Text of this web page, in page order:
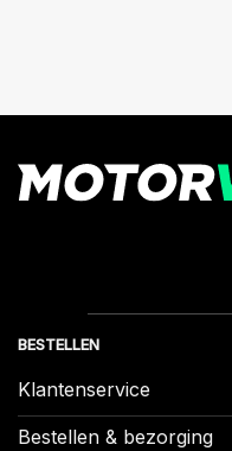
BESTELLEN
Klantenservice
Bestellen & bezorging